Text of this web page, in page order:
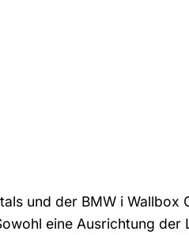
und der BMW i Wallbox
eine Ausrichtung der